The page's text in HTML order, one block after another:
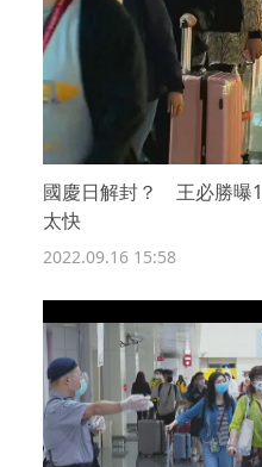
國慶日解封？ 王必勝曝
太快
2022.09.16 15:58